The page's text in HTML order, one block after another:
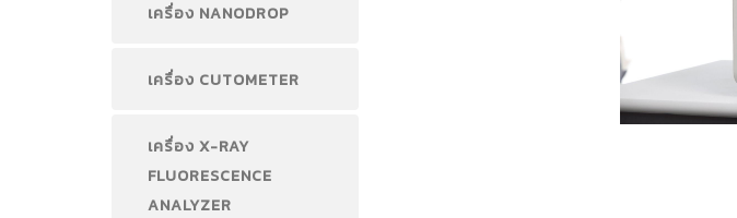
เครื่อง NANODROP
เครื่อง CUTOMETER
เครื่อง X-RAY
FLUORESCENCE
ANALYZER